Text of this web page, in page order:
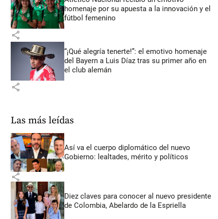
homenaje por su apuesta a la innovación y el
fútbol femenino
share
“¡Qué alegría tenerte!”: el emotivo homenaje
del Bayern a Luis Díaz tras su primer año en
el club alemán
share
Las más leídas
Así va el cuerpo diplomático del nuevo
Gobierno: lealtades, mérito y políticos
share
Diez claves para conocer al nuevo presidente
de Colombia, Abelardo de la Espriella